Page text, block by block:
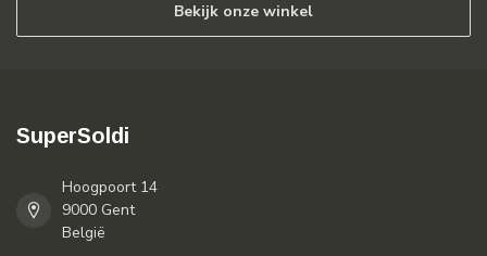
Bekijk onze winkel
SuperSoldi
Hoogpoort 14
9000 Gent
België